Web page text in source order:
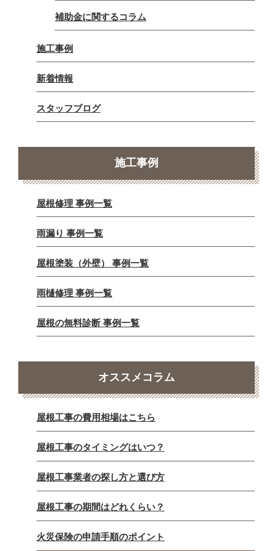
補助金に関するコラム
施工事例
新着情報
スタッフブログ
施工事例
屋根修理 事例一覧
雨漏り 事例一覧
屋根塗装（外壁） 事例一覧
雨樋修理 事例一覧
屋根の無料診断 事例一覧
オススメコラム
屋根工事の費用相場はこちら
屋根工事のタイミングはいつ？
屋根工事業者の探し方と選び方
屋根工事の期間はどれくらい？
火災保険の申請手順のポイント